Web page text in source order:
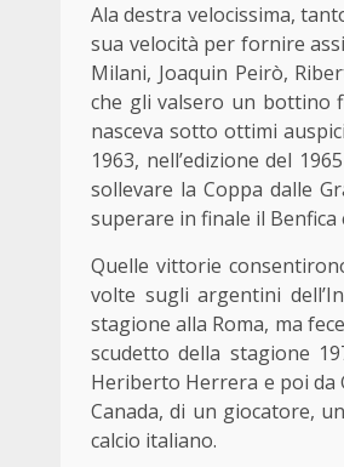
Ala destra velocissima,
sua velocità per fornire
Milani, Joaquin Peirò,
che gli valsero un bottino
nasceva sotto ottimi
1963, nell’edizione del
sollevare la Coppa dalle
superare in finale il
Quelle vittorie
volte sugli argentini
stagione alla Roma, ma
scudetto della stagione
Heriberto Herrera e poi da
Canada, di un giocatore,
calcio italiano.